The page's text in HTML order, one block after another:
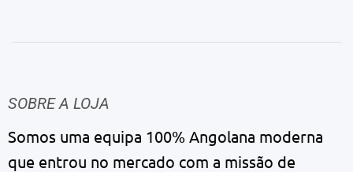
SOBRE A LOJA
Somos uma equipa 100% Angolana moderna
que entrou no mercado com a missão de